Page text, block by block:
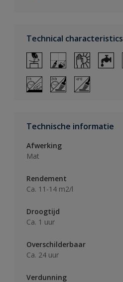
Technical characteristics
Technische informatie
Afwerking
Mat
Rendement
Ca. 11-14 m2/l
Droogtijd
Ca. 1 uur
Overschilderbaar
Ca. 24 uur
Verdunning